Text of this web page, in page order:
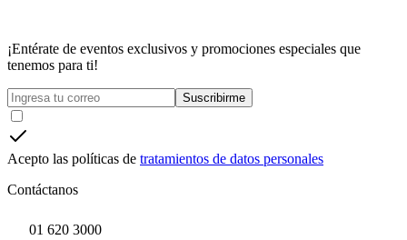
¡Entérate de eventos exclusivos y promociones especiales que
tenemos para ti!
Suscribirme
Acepto las políticas de tratamientos de datos personales
Contáctanos
01 620 3000